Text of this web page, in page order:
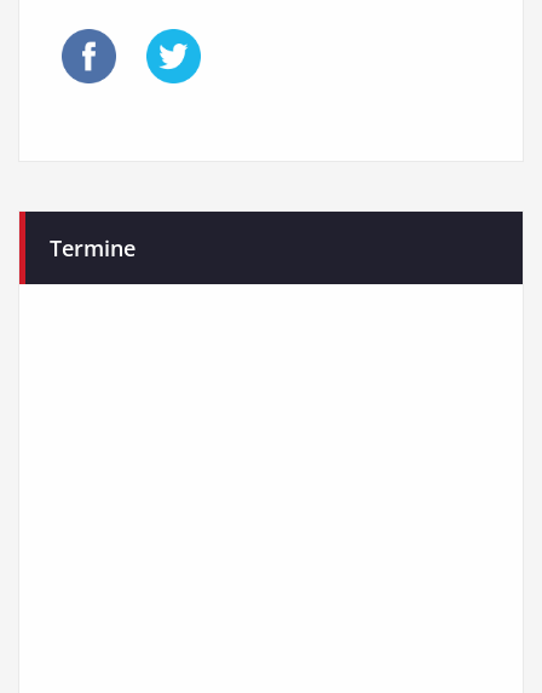
Termine